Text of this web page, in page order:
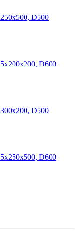
D500
D600
D500
D600